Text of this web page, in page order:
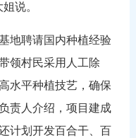
说。
聘请国内种植经验
领村民采用人工除
水平种植技艺，确保
责人介绍，项目建成
计划开发百合干、百